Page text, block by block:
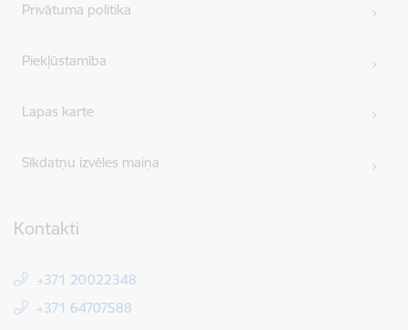
Privātuma politika
Piekļūstamība
Lapas karte
Sīkdatņu izvēles maiņa
Kontakti
+371 20022348
+371 64707588